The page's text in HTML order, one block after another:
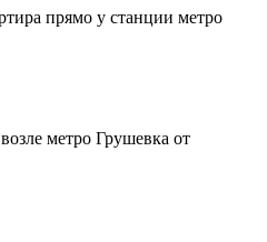
прямо у станции метро
метро Грушевка от